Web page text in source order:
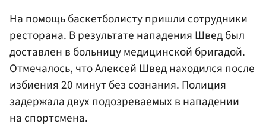
На помощь баскетболисту пришли сотрудники
ресторана. В результате нападения Швед был
доставлен в больницу медицинской бригадой.
Отмечалось, что Алексей Швед находился после
избиения 20 минут без сознания. Полиция
задержала двух подозреваемых в нападении
на спортсмена.